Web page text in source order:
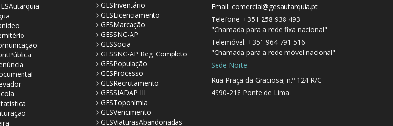
GESInventário
GESLicenciamento
GESMarcação
GESSNC-AP
GESSocial
GESSNC-AP Reg. Completo
GESPopulação
GESProcesso
GESRecrutamento
GESSIADAP III
GESToponímia
GESVencimento
GESViaturasAbandonadas
Email: comercial@gesautarquia.pt
Telefone: +351 258 938 493
"Chamada para a rede fixa nacional"
Telemóvel: +351 964 791 516
"Chamada para a rede móvel nacional"
Sede Norte
Rua Praça da Graciosa, n.º 124 R/C
4990-218 Ponte de Lima